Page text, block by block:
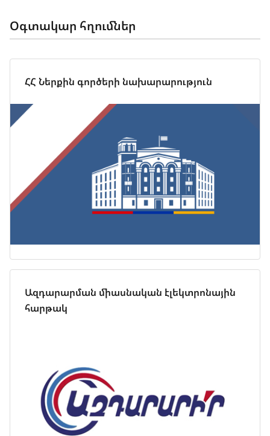
Օգտակար հղումներ
ՀՀ Ներքին գործերի նախարարություն
Ազդարարման միասնական էլեկտրոնային
հարթակ